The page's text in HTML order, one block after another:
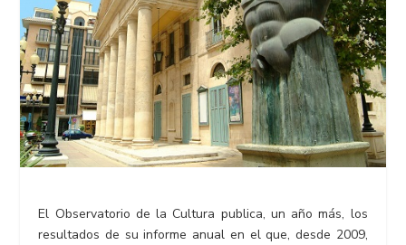
El Observatorio de la Cultura publica, un año más, los
resultados de su informe anual en el que, desde 2009,